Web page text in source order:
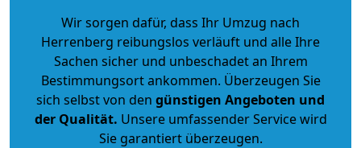
Wir sorgen dafür, dass Ihr Umzug nach
Herrenberg reibungslos verläuft und alle Ihre
Sachen sicher und unbeschadet an Ihrem
Bestimmungsort ankommen. Überzeugen Sie
sich selbst von den günstigen Angeboten und
der Qualität. Unsere umfassender Service wird
Sie garantiert überzeugen.